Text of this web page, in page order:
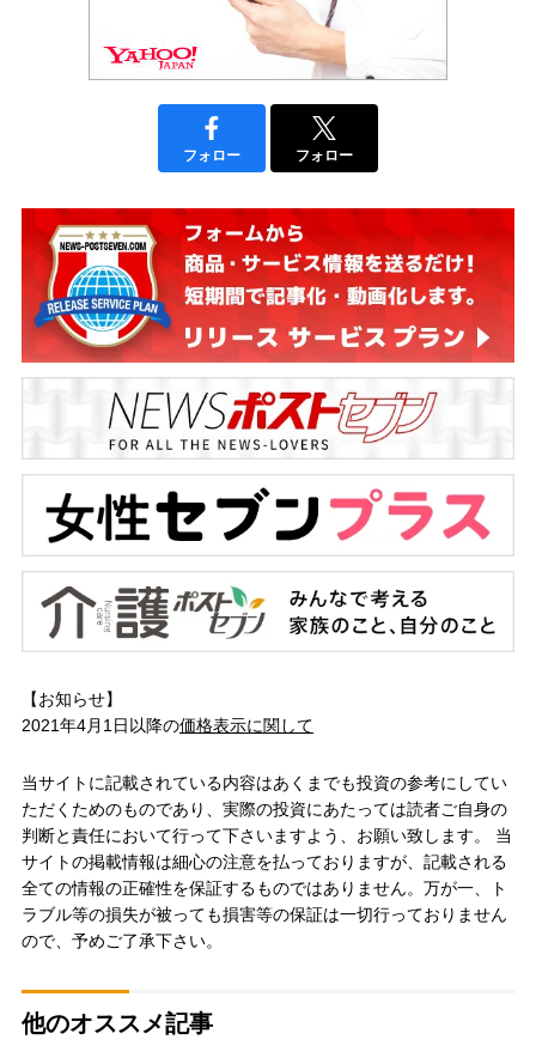
フォロー フォロー
【お知らせ】
2021年4月1日以降の価格表示に関して
当サイトに記載されている内容はあくまでも投資の参考にしてい
ただくためのものであり、実際の投資にあたっては読者ご自身の
判断と責任において行って下さいますよう、お願い致します。 当
サイトの掲載情報は細心の注意を払っておりますが、記載される
全ての情報の正確性を保証するものではありません。万が一、ト
ラブル等の損失が被っても損害等の保証は一切行っておりません
ので、予めご了承下さい。
他のオススメ記事